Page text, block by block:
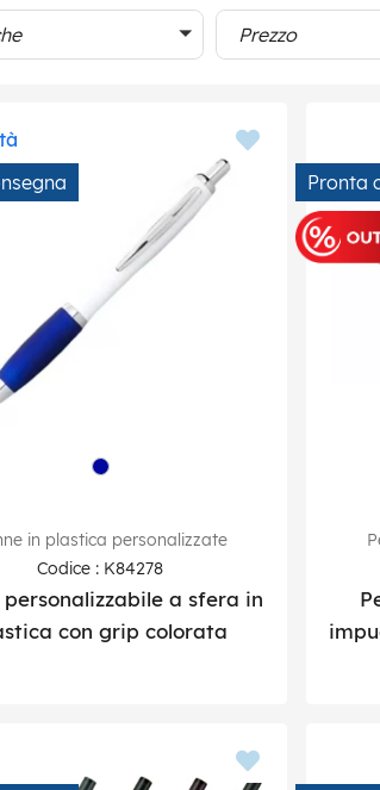
Prezzo
in plastica personalizzate
Codice : K84278
personalizzabile a sfera in
con grip colorata
Pronta